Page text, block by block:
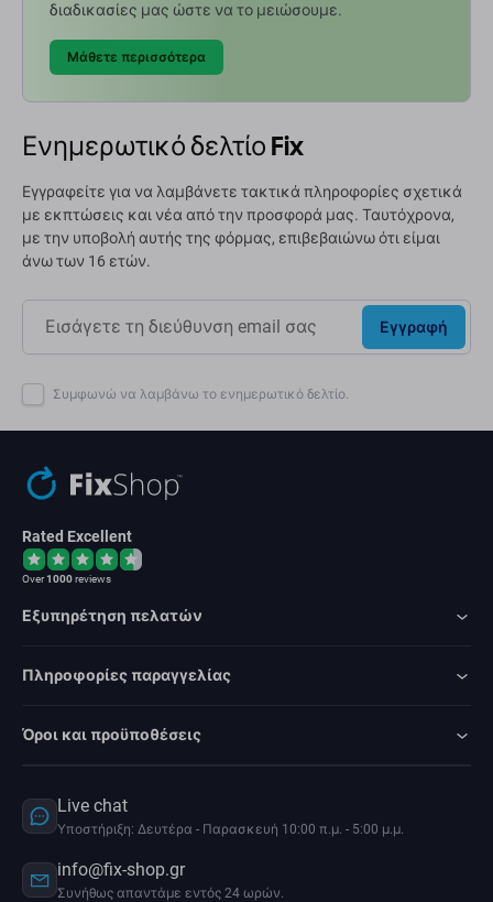
διαδικασίες μας ώστε να το μειώσουμε.
Μάθετε περισσότερα
Ενημερωτικό δελτίο Fix
Εγγραφείτε για να λαμβάνετε τακτικά πληροφορίες σχετικά
με εκπτώσεις και νέα από την προσφορά μας. Ταυτόχρονα,
με την υποβολή αυτής της φόρμας, επιβεβαιώνω ότι είμαι
άνω των 16 ετών.
Εγγραφή
Συμφωνώ να λαμβάνω το ενημερωτικό δελτίο.
Rated Excellent
Over1000reviews
Εξυπηρέτηση πελατών
Πληροφορίες παραγγελίας
Όροι και προϋποθέσεις
Live chat
Υποστήριξη: Δευτέρα - Παρασκευή 10:00 π.μ. - 5:00 μ.μ.
info@fix-shop.gr
Συνήθως απαντάμε εντός 24 ωρών.